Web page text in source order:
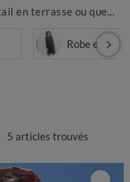
en terrasse ou que...
Robe en jean
5 articles trouvés